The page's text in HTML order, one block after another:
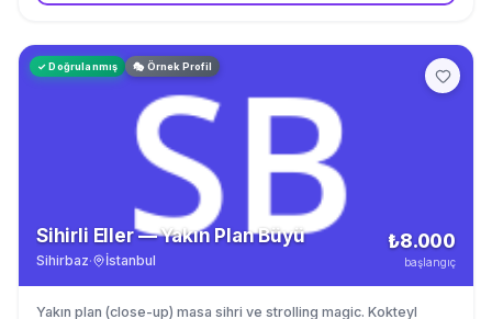
✓ Doğrulanmış 🎭 Örnek Profil
Sihirli Eller — Yakın Plan Büyü
Sihirbaz· İstanbul
₺8.000
başlangıç
Yakın plan (close-up) masa sihri ve strolling magic. Kokteyl